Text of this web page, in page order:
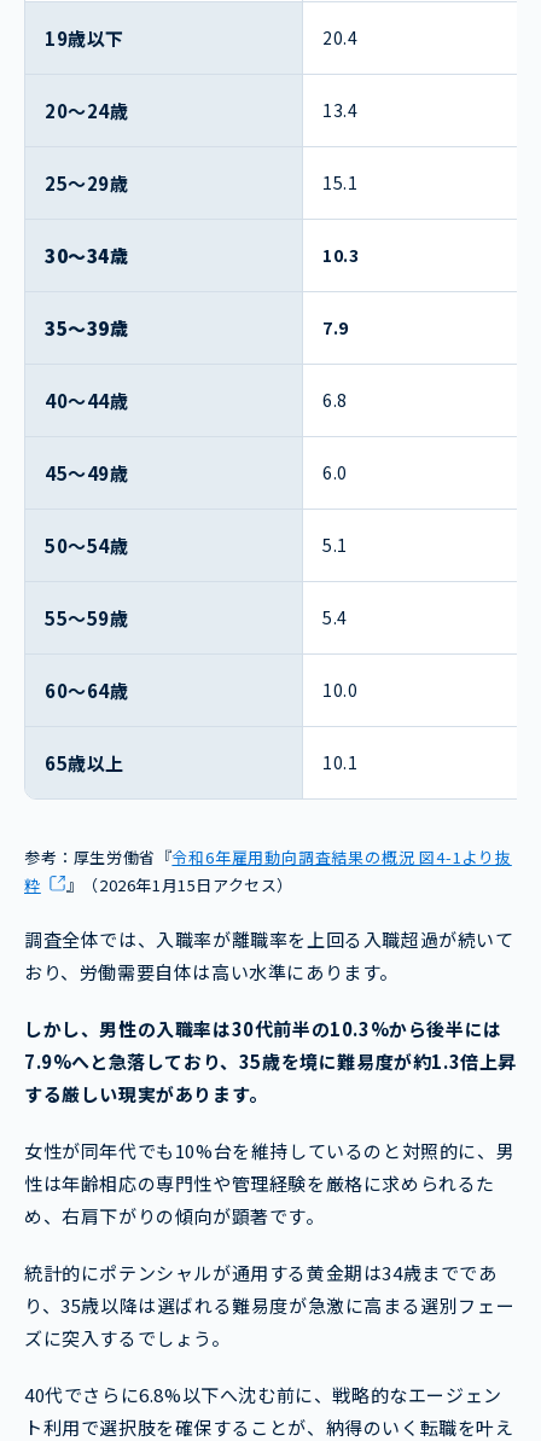
19歳以下 20.4
20〜24歳 13.4
25〜29歳 15.1
30〜34歳 10.3
35〜39歳 7.9
40〜44歳 6.8
45〜49歳 6.0
50〜54歳 5.1
55〜59歳 5.4
60〜64歳 10.0
65歳以上 10.1
参考：厚生労働省『令和6年雇用動向調査結果の概況 図4-1より抜
粋
』（2026年1月15日アクセス）
調査全体では、入職率が離職率を上回る入職超過が続いて
おり、労働需要自体は高い水準にあります。
しかし、男性の入職率は30代前半の10.3%から後半には
7.9%へと急落しており、35歳を境に難易度が約1.3倍上昇
する厳しい現実があります。
女性が同年代でも10%台を維持しているのと対照的に、男
性は年齢相応の専門性や管理経験を厳格に求められるた
め、右肩下がりの傾向が顕著です。
統計的にポテンシャルが通用する黄金期は34歳までであ
り、35歳以降は選ばれる難易度が急激に高まる選別フェー
ズに突入するでしょう。
40代でさらに6.8%以下へ沈む前に、戦略的なエージェン
ト利用で選択肢を確保することが、納得のいく転職を叶え